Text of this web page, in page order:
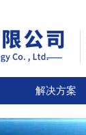
解决方案